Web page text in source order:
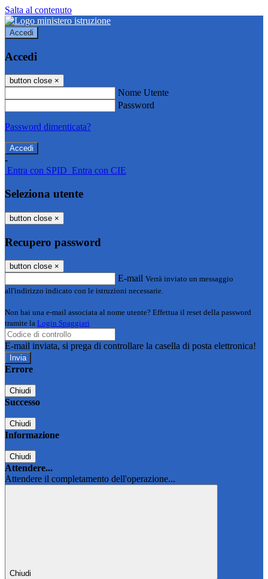
Salta al contenuto
Accedi
Accedi
button close ×
Nome Utente
Password
Password dimenticata?
-
Entra con SPID Entra con CIE
Seleziona utente
button close ×
Recupero password
button close ×
E-mail Verrà inviato un messaggio
all'indirizzo indicato con le istruzioni necessarie.
Non hai una e-mail associata al nome utente? Effettua il reset della password
tramite la Login Spaggiari
E-mail inviata, si prega di controllare la casella di posta elettronica!
Errore
Chiudi
Successo
Chiudi
Informazione
Chiudi
Attendere...
Attendere il completamento dell'operazione...
Chiudi